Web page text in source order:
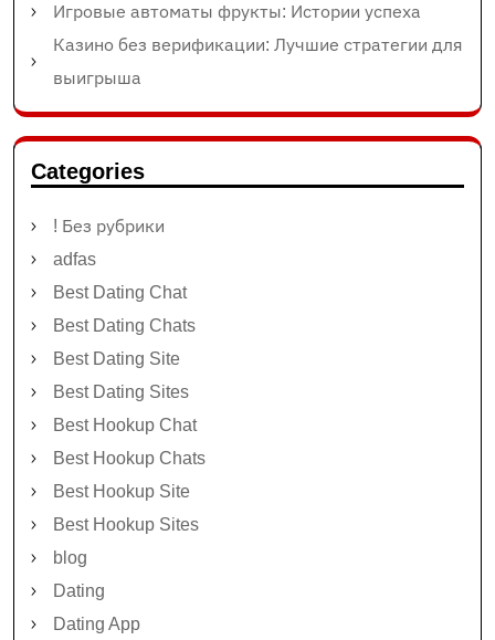
Игровые автоматы фрукты: Истории успеха
Казино без верификации: Лучшие стратегии для
выигрыша
Categories
! Без рубрики
adfas
Best Dating Chat
Best Dating Chats
Best Dating Site
Best Dating Sites
Best Hookup Chat
Best Hookup Chats
Best Hookup Site
Best Hookup Sites
blog
Dating
Dating App